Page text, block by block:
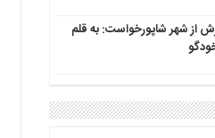
از شهر شاپورخواست: به قلم